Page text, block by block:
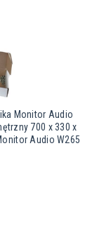
Monitor Audio
700 x 330 x
Audio W265